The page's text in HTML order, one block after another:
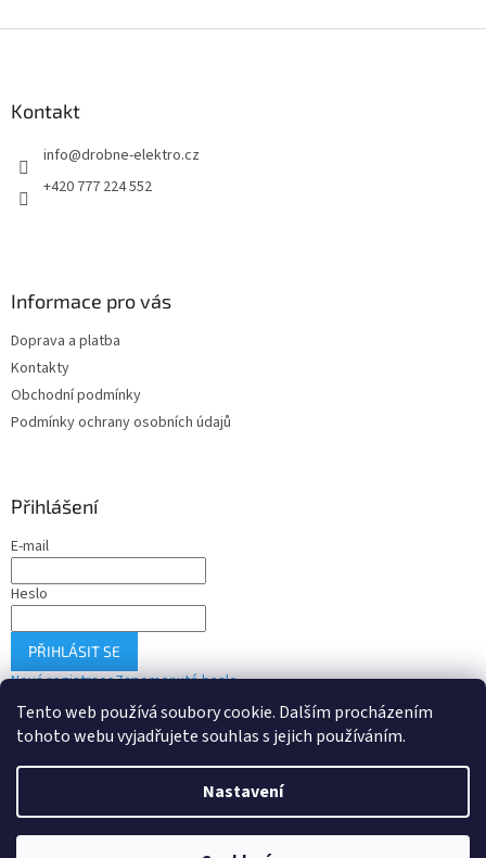
Tento web používá soubory cookie. Dalším procházením
tohoto webu vyjadřujete souhlas s jejich používáním.
Nastavení
Kontakt
info@drobne-elektro.cz
+420 777 224 552
Informace pro vás
Doprava a platba
Kontakty
Obchodní podmínky
Podmínky ochrany osobních údajů
Přihlášení
E-mail
Heslo
PŘIHLÁSIT SE
Nová registraceZapomenuté heslo
Copyright 2026Drobné-elektro.cz. Všechna práva vyhrazena.